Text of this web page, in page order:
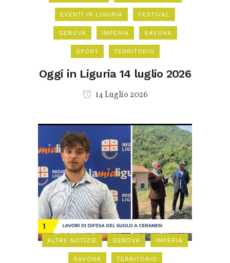
EVENTI IN LIGURIA FESTIVAL
GENOVA IMPERIA SAVONA
SPORT TERRITORIO
Oggi in Liguria 14 luglio 2026
14 Luglio 2026
ALTRE NOTIZIE GENOVA IMPERIA
SAVONA TERRITORIO